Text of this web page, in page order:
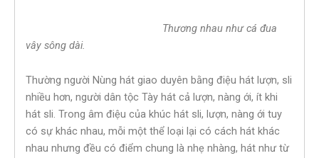
Thương nhau như cá đua
vây sông dài.
Thường người Nùng hát giao duyên bằng điệu hát lượn, sli
nhiều hơn, người dân tộc Tày hát cả lượn, nàng ới, ít khi
hát sli. Trong âm điệu của khúc hát sli, lượn, nàng ới tuy
có sự khác nhau, mỗi một thể loại lại có cách hát khác
nhau nhưng đều có điểm chung là nhẹ nhàng, hát như từ